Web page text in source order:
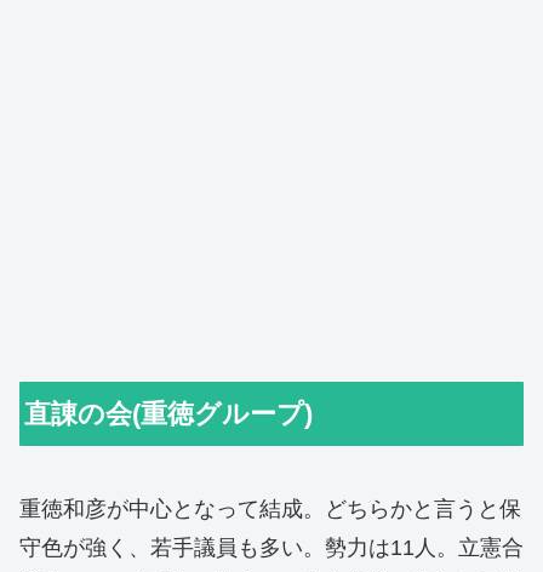
直諌の会(重徳グループ)
重徳和彦が中心となって結成。どちらかと言うと保
守色が強く、若手議員も多い。勢力は11人。立憲合